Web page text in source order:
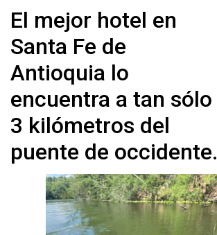
El mejor hotel en
Santa Fe de
Antioquia lo
encuentra a tan sólo
3 kilómetros del
puente de occidente.